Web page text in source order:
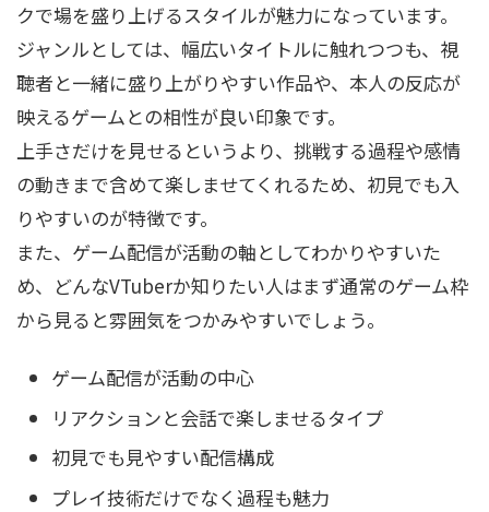
クで場を盛り上げるスタイルが魅力になっています。
ジャンルとしては、幅広いタイトルに触れつつも、視
聴者と一緒に盛り上がりやすい作品や、本人の反応が
映えるゲームとの相性が良い印象です。
上手さだけを見せるというより、挑戦する過程や感情
の動きまで含めて楽しませてくれるため、初見でも入
りやすいのが特徴です。
また、ゲーム配信が活動の軸としてわかりやすいた
め、どんなVTuberか知りたい人はまず通常のゲーム枠
から見ると雰囲気をつかみやすいでしょう。
ゲーム配信が活動の中心
リアクションと会話で楽しませるタイプ
初見でも見やすい配信構成
プレイ技術だけでなく過程も魅力